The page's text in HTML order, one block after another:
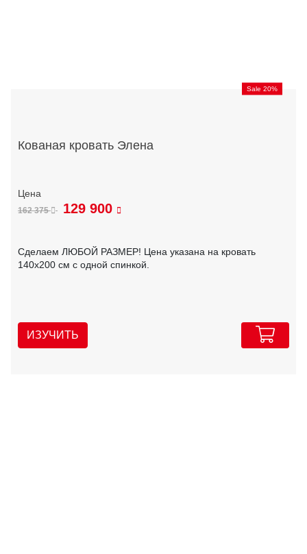
Sale 20%
Кованая кровать Элена
162 375 129 900
Сделаем ЛЮБОЙ РАЗМЕР! Цена указана на кровать
140х200 см с одной спинкой.
ИЗУЧИТЬ